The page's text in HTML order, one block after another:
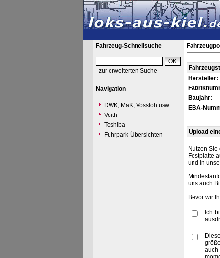
Fahrzeug-Schnellsuche
zur erweiterten Suche
Navigation
DWK, MaK, Vossloh usw.
Voith
Toshiba
Fuhrpark-Übersichten
Hersteller:
Baujahr:
EBA-
Upload
Nutzen Sie
Festplatte
und in
uns auch
Bevor wir
Ich
auch